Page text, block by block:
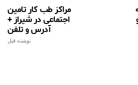
مراکز طب کار تامین
اجتماعی در شیراز +
آدرس و تلفن
نوشته قبل